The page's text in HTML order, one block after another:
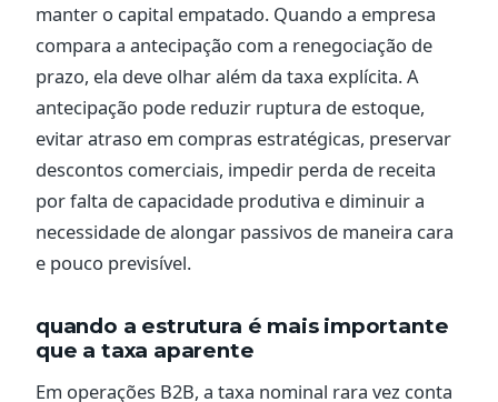
manter o capital empatado. Quando a empresa
compara a antecipação com a renegociação de
prazo, ela deve olhar além da taxa explícita. A
antecipação pode reduzir ruptura de estoque,
evitar atraso em compras estratégicas, preservar
descontos comerciais, impedir perda de receita
por falta de capacidade produtiva e diminuir a
necessidade de alongar passivos de maneira cara
e pouco previsível.
quando a estrutura é mais importante
que a taxa aparente
Em operações B2B, a taxa nominal rara vez conta